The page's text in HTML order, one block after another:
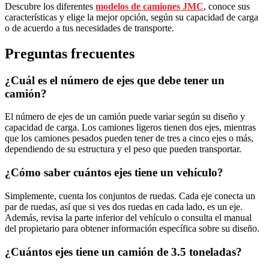
Descubre los diferentes modelos de camiones JMC, conoce sus
características y elige la mejor opción, según su capacidad de carga
o de acuerdo a tus necesidades de transporte.
Preguntas frecuentes
¿Cuál es el número de ejes que debe tener un
camión?
El número de ejes de un camión puede variar según su diseño y
capacidad de carga. Los camiones ligeros tienen dos ejes, mientras
que los camiones pesados pueden tener de tres a cinco ejes o más,
dependiendo de su estructura y el peso que pueden transportar.
¿Cómo saber cuántos ejes tiene un vehículo?
Simplemente, cuenta los conjuntos de ruedas. Cada eje conecta un
par de ruedas, así que si ves dos ruedas en cada lado, es un eje.
Además, revisa la parte inferior del vehículo o consulta el manual
del propietario para obtener información específica sobre su diseño.
¿Cuántos ejes tiene un camión de 3.5 toneladas?